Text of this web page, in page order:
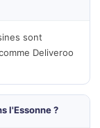
sont
Deliveroo
l'Essonne ?